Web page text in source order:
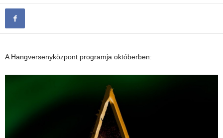
A Hangversenyközpont programja októberben: